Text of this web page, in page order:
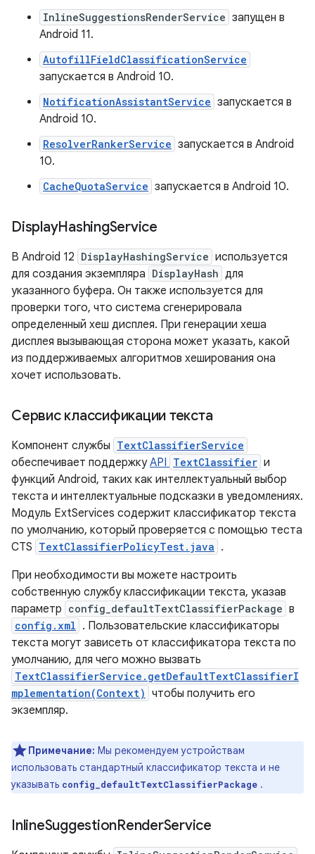
InlineSuggestionsRenderService запущен в
Android 11.
AutofillFieldClassificationService
запускается в Android 10.
NotificationAssistantService запускается в
Android 10.
ResolverRankerService запускается в Android
10.
CacheQuotaService запускается в Android 10.
DisplayHashingService
В Android 12 DisplayHashingService используется
для создания экземпляра DisplayHash для
указанного буфера. Он также используется для
проверки того, что система сгенерировала
определенный хеш дисплея. При генерации хеша
дисплея вызывающая сторона может указать, какой
из поддерживаемых алгоритмов хеширования она
хочет использовать.
Сервис классификации текста
Компонент службы TextClassifierService
обеспечивает поддержкуAPI TextClassifier и
функций Android, таких как интеллектуальный выбор
текста и интеллектуальные подсказки в уведомлениях.
Модуль ExtServices содержит классификатор текста
по умолчанию, который проверяется с помощью теста
CTS TextClassifierPolicyTest.java .
При необходимости вы можете настроить
собственную службу классификации текста, указав
параметр config_defaultTextClassifierPackage в
config.xml . Пользовательские классификаторы
текста могут зависеть от классификатора текста по
умолчанию, для чего можно вызвать
TextClassifierService.getDefaultTextClassifierI
mplementation(Context) чтобы получить его
экземпляр.
Примечание: Мы рекомендуем устройствам
использовать стандартный классификатор текста и не
указывать config_defaultTextClassifierPackage .
InlineSuggestionRenderService